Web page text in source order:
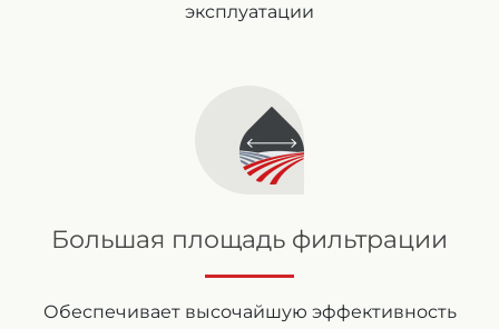
эксплуатации
Большая площадь фильтрации
Обеспечивает высочайшую эффективность